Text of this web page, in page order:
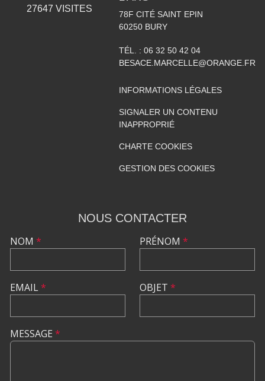
27647 VISITES
78F CITÉ SAINT EPIN
60250 BURY
TÉL. : 06 32 50 42 04
BESACE.MARCELLE@ORANGE.FR
INFORMATIONS LÉGALES
SIGNALER UN CONTENU
INAPPROPRIÉ
CHARTE COOKIES
GESTION DES COOKIES
NOUS CONTACTER
NOM *
EMAIL*
PRÉNOM *
OBJET *
MESSAGE *